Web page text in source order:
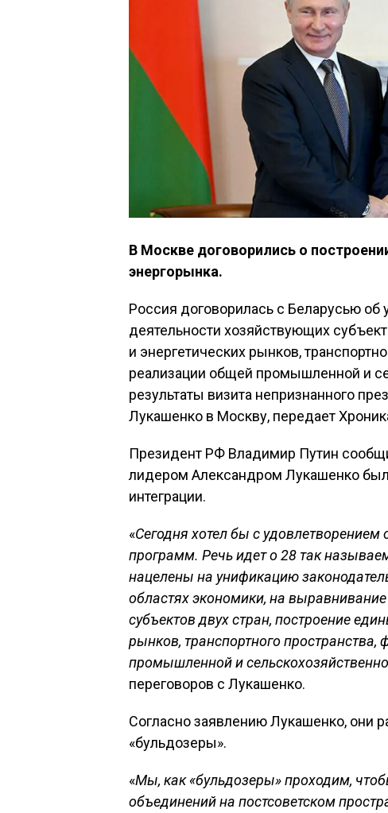
В Москве договорились о
энергорынка.
Россия договорилась с Беларусью об
деятельности хозяйствующих
и энергетических рынков,
реализации общей промышленной и
результаты визита непризнанного
Лукашенко в Москву, передает
Президент РФ Владимир Путин
лидером Александром Лукашенко
интеграции.
«Сегодня хотел бы с удовлетворением
программ. Речь идет о 28 так
нацелены на унификацию
областях экономики, на
субъектов двух стран, построение
рынков, транспортного
промышленной и
переговоров с Лукашенко.
Согласно заявлению Лукашенко, они
«бульдозеры».
«Мы, как «бульдозеры» проходим,
объединений на постсоветском